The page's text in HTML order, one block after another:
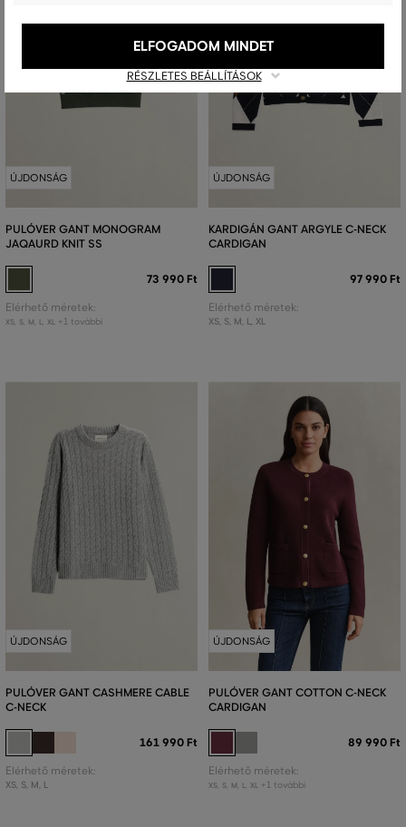
ÚJDONSÁG
PULÓVER GANT MONOGRAM
JAQAURD KNIT SS
73 990 Ft
Elérhető méretek:
XS, S, M L XL +1 további
ÚJDONSÁG
KARDIGÁN GANT ARGYLE C-NECK
CARDIGAN
97 990 Ft
Elérhető méretek:
XS, S, M, L, XL
ÚJDONSÁG
PULÓVER GANT CASHMERE CABLE
C-NECK
161 990 Ft
Elérhető méretek:
XS, S, M, L
ÚJDONSÁG
PULÓVER GANT COTTON C-NECK
CARDIGAN
89 990 Ft
Elérhető méretek:
XS, S, M L XL +1 további
RÉSZLETES BEÁLLÍTÁSOK
ELFOGADOM MINDET